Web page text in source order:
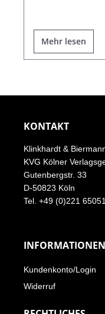
Mehr lesen
KONTAKT
Klinkhardt &
KVG Kölner
Gutenbergstr. 33
D-50823 Köln
Tel. +49 (0)221
INFORMATIONEN
Kundenkonto/Login
Widerruf